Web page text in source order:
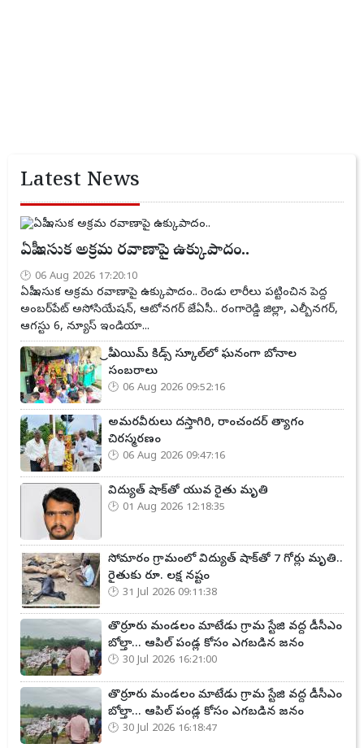
Latest News
ఏపీ ఇసుక అక్రమ రవాణాపై ఉక్కుపాదం..
06 Aug 2026 17:20:10
ఏపీ ఇసుక అక్రమ రవాణాపై ఉక్కుపాదం.. రెండు లారీలు పట్టించిన పెద్ద
అంబర్‌పేట్ అసోసియేషన్, ఆటోనగర్ జేఏసీ.. రంగారెడ్డి జిల్లా, ఎల్బీనగర్,
ఆగస్టు 6, న్యూస్ ఇండియా...
ప్రీ ఎయిమ్ కిడ్స్ స్కూల్‌లో ఘనంగా బోనాల
సంబరాలు
06 Aug 2026 09:52:16
అమరవీరులు దస్తాగిరి, రాంచందర్ త్యాగం
చిరస్మరణం
06 Aug 2026 09:47:16
విద్యుత్ షాక్‌తో యువ రైతు మృతి
01 Aug 2026 12:18:35
సోమారం గ్రామంలో విద్యుత్ షాక్‌తో 7 గోర్లు మృతి..
రైతుకు రూ. లక్ష నష్టం
31 Jul 2026 09:11:38
తొర్రూరు మండలం మాటేడు గ్రామ స్టేజి వద్ద డీసీఎం
బోల్తా... ఆపిల్ పండ్ల కోసం ఎగబడిన జనం
30 Jul 2026 16:21:00
తొర్రూరు మండలం మాటేడు గ్రామ స్టేజి వద్ద డీసీఎం
బోల్తా... ఆపిల్ పండ్ల కోసం ఎగబడిన జనం
30 Jul 2026 16:18:47